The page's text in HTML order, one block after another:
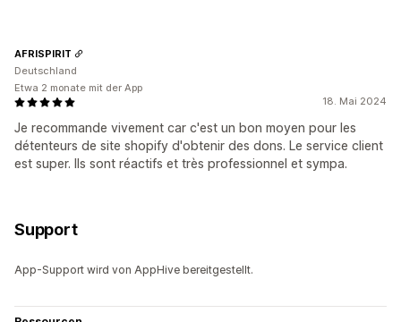
18. Mai 2024
Je recommande vivement car c'est un bon moyen pour les
détenteurs de site shopify d'obtenir des dons. Le service client
est super. Ils sont réactifs et très professionnel et sympa.
AFRISPIRIT
Deutschland
Etwa 2 monate mit der App
Support
App-Support wird von AppHive bereitgestellt.